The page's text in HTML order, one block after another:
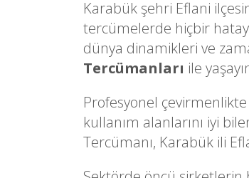
Karabük şehri Eflani
tercümelerde hiçbir
dünya dinamikleri ve
Tercümanları ile
Profesyonel
kullanım alanlarını iyi
Tercümanı, Karabük ili